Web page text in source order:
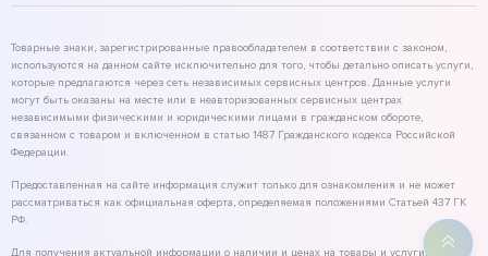
Товарные знаки, зарегистрированные правообладателем в соответствии с законом,
используются на данном сайте исключительно для того, чтобы детально описать услуги,
которые предлагаются через сеть независимых сервисных центров. Данные услуги
могут быть оказаны на месте или в неавторизованных сервисных центрах
независимыми физическими и юридическими лицами в гражданском обороте,
связанном с товаром и включенном в статью 1487 Гражданского кодекса Российской
Федерации.
Предоставленная на сайте информация служит только для ознакомления и не может
рассматриваться как официальная оферта, определяемая положениями Статьей 437 ГК
РФ.
Для получения актуальной информации о наличии и ценах на товары и услуги,